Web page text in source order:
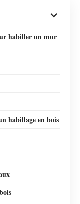
habiller un mur
habillage en bois